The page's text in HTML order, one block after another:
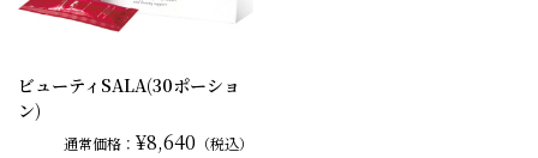
ビューティSALA(30ポーショ
ン)
通常価格：¥8,640 （税込）